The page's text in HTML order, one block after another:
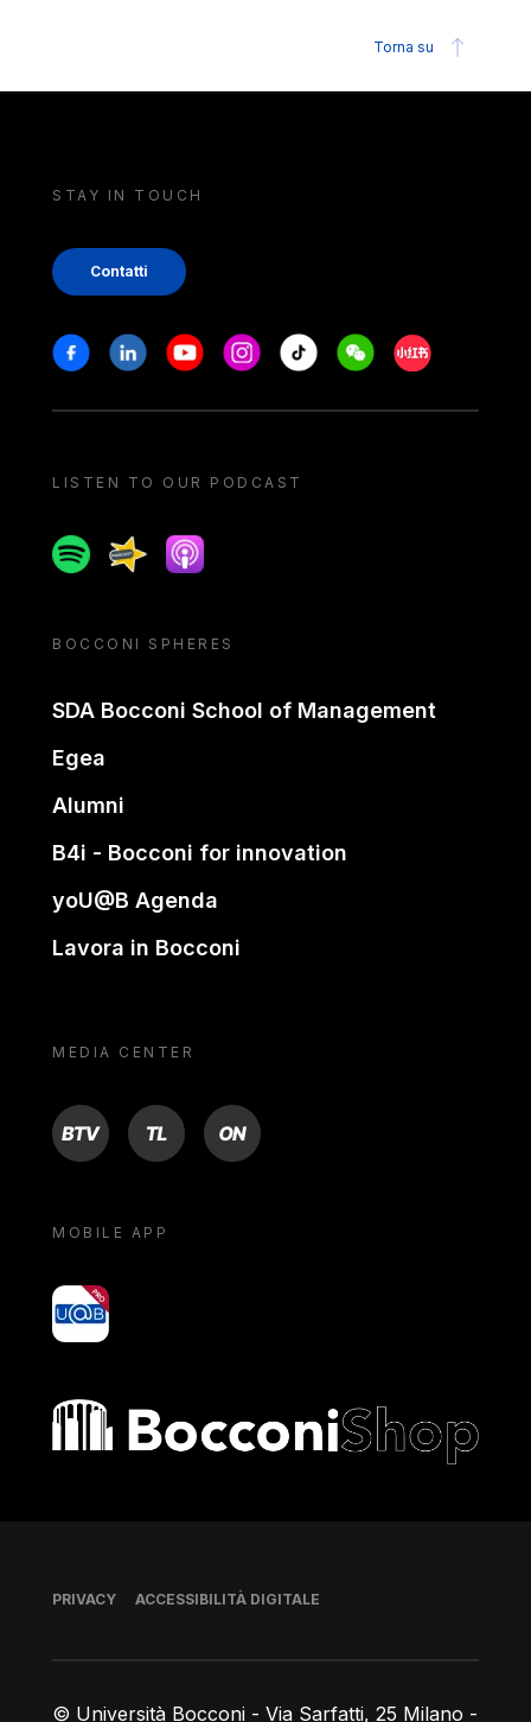
Torna su
STAY IN TOUCH
Contatti
Stay in touch
FacebookLinkedinYoutubeInstagram
Tiktok WeechatXiaohongshu/
LISTEN TO OUR PODCAST
SpotifySpreakerApple podcast
BOCCONI SPHERES
SDA Bocconi School of Management
Egea
Alumni
B4i - Bocconi for innovation
yoU@B Agenda
Lavora in Bocconi
MEDIA CENTER
BTV TL ON
MOBILE APP
yoU@B
Bocconi shop
© Università Bocconi - Via Sarfatti, 25 Milano -
Piè di pagina
PRIVACY ACCESSIBILITÀ DIGITALE